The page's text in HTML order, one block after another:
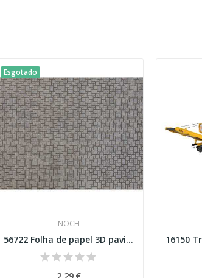
Esgotado
NOCH
56722 Folha de papel 3D pavimento em pedra de...
2,29 €